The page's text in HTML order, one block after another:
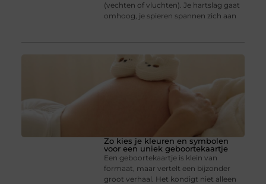
(vechten of vluchten). Je hartslag gaat
omhoog, je spieren spannen zich aan
Zo kies je kleuren en symbolen
voor een uniek geboortekaartje
Een geboortekaartje is klein van
formaat, maar vertelt een bijzonder
groot verhaal. Het kondigt niet alleen